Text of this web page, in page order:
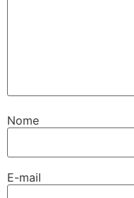
Nome
E-mail